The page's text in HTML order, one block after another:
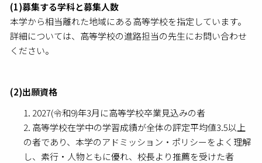
(1)募集する学科と募集人数
本学から相当離れた地域にある高等学校を指定しています。
詳細については、高等学校の進路担当の先生にお問い合わせ
ください。
(2)出願資格
2027(令和9)年3月に高等学校卒業見込みの者
高等学校在学中の学習成績が全体の評定平均値3.5以上
の者であり、本学のアドミッション・ポリシーをよく理解
し、素行・人物ともに優れ、校長より推薦を受けた者